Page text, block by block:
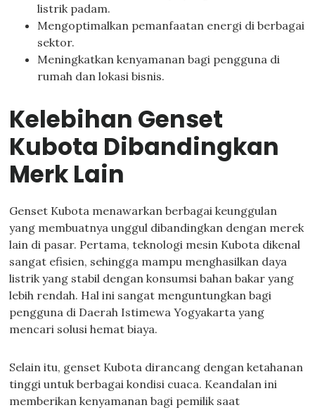
listrik padam.
Mengoptimalkan pemanfaatan energi di berbagai
sektor.
Meningkatkan kenyamanan bagi pengguna di
rumah dan lokasi bisnis.
Kelebihan Genset
Kubota Dibandingkan
Merk Lain
Genset Kubota menawarkan berbagai keunggulan
yang membuatnya unggul dibandingkan dengan merek
lain di pasar. Pertama, teknologi mesin Kubota dikenal
sangat efisien, sehingga mampu menghasilkan daya
listrik yang stabil dengan konsumsi bahan bakar yang
lebih rendah. Hal ini sangat menguntungkan bagi
pengguna di Daerah Istimewa Yogyakarta yang
mencari solusi hemat biaya.
Selain itu, genset Kubota dirancang dengan ketahanan
tinggi untuk berbagai kondisi cuaca. Keandalan ini
memberikan kenyamanan bagi pemilik saat